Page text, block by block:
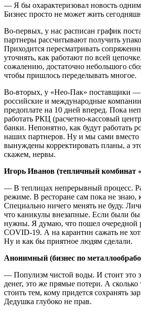
— Я бы охарактеризовал новость
Бизнес просто не может жить
Во-первых, у нас расписан график
партнеры рассчитывают получить
Приходится пересматривать
уточнять, как работают по всей
сожалению, достаточно небольшого
чтобы пришлось переделывать многое.
Во-вторых, у «Нео-Пак» поставщики
российские и международные
предоплате на 10 дней вперед. Пока
работать РКЦ (расчетно-кассовый
банки. Непонятно, как будут работать
наших партнеров. Ну и мы сами вместо
вынуждены корректировать планы, а
скажем, нервы.
Игорь Иванов (тепличный комбинат
— В теплицах непрерывный процесс.
режиме. В ресторане сам пока не знаю,
Специально ничего менять не буду.
что каникулы внезапные. Если были бы
нужны. Я думаю, что пошел очередной
COVID-19. А на карантин сажать не
Ну и как бы приятное людям сделали.
Анонимный (бизнес по
— Популизм чистой воды. И стоит это
денег, это же прямые потери. А сколько
стоить тем, кому придется сохранять
Дедушка глубоко не прав.